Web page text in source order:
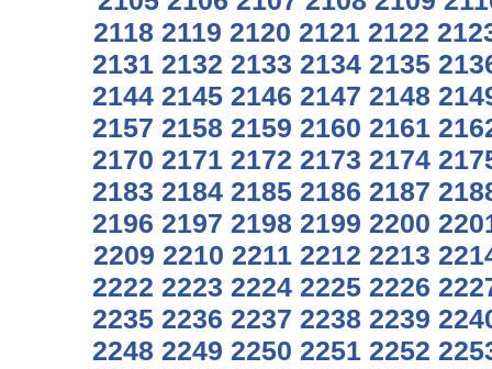
2118 2119 2120 2121 2122
2131 2132 2133 2134 2135
2144 2145 2146 2147 2148
2157 2158 2159 2160 2161
2170 2171 2172 2173 2174
2183 2184 2185 2186 2187
2196 2197 2198 2199 2200
2209 2210 2211 2212 2213
2222 2223 2224 2225 2226
2235 2236 2237 2238 2239
2248 2249 2250 2251 2252